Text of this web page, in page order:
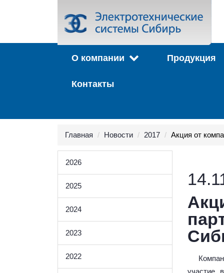
О компании Продукция
Контакты
Главная Новости 2017 Акция от
2026
2025
2024
2023
2022
участие